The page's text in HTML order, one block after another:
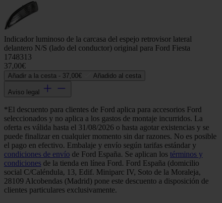
Indicador luminoso de la carcasa del espejo retrovisor lateral
delantero N/S (lado del conductor) original para Ford Fiesta
1748313
37,00€
Añadir a la cesta - 37,00€ Añadido al cesta
Aviso legal
*El descuento para clientes de Ford aplica para accesorios Ford
seleccionados y no aplica a los gastos de montaje incurridos. La
oferta es válida hasta el 31/08/2026 o hasta agotar existencias y se
puede finalizar en cualquier momento sin dar razones. No es posible
el pago en efectivo. Embalaje y envío según tarifas estándar y
condiciones de envío de Ford España. Se aplican los términos y
condiciones de la tienda en línea Ford. Ford España (domicilio
social C/Caléndula, 13, Edif. Miniparc IV, Soto de la Moraleja,
28109 Alcobendas (Madrid) pone este descuento a disposición de
clientes particulares exclusivamente.